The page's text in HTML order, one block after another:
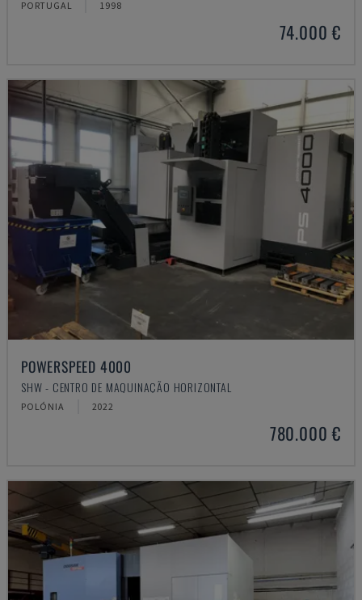
PORTUGAL 1998
74.000 €
POWERSPEED 4000
SHW - CENTRO DE MAQUINAÇÃO HORIZONTAL
POLÓNIA 2022
780.000 €